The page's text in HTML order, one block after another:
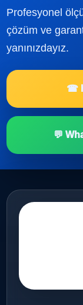
Profesyonel
çözüm ve
yanınızdayız.
☎
💬